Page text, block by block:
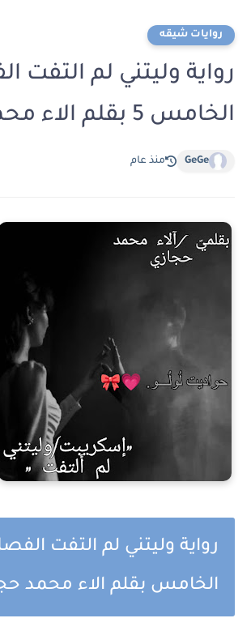
روايات شيقه
رواية وليتني لم التفت
الخامس 5 بقلم الاء محمد حجازي
GeGe منذ عام
رواية وليتني لم التفت
الخامس بقلم الاء محمد